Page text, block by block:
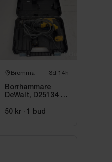
Bromma 3d 14h
Borrhammare
DeWalt, D25134 -
50 kr · 1 bud